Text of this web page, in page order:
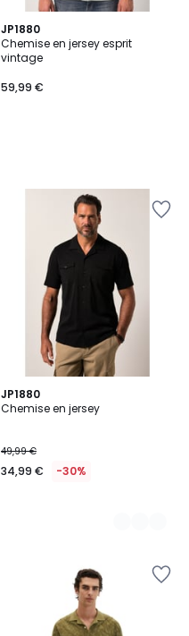
JP1880
Chemise en jersey esprit
vintage
59,99 €
JP1880
Chemise en jersey
49,99 €
34,99 € -30%
3
Couleurs